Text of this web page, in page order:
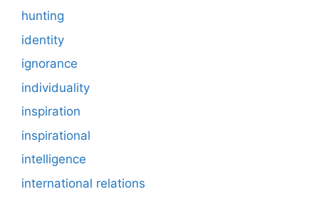
hunting
identity
ignorance
individuality
inspiration
inspirational
intelligence
international relations